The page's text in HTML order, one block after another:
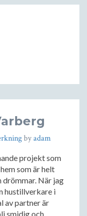
byadam
projekt som
som är helt
drömmar. När jag
hustillverkare i
av partner är
smidig och